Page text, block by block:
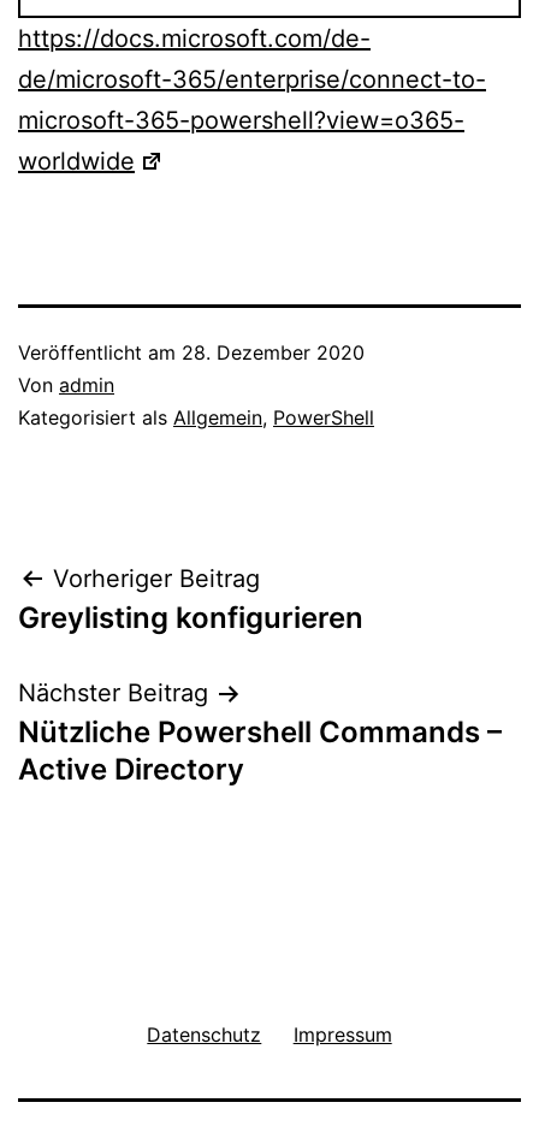
https://docs.microsoft.com/de-
de/microsoft-365/enterprise/connect-to-
microsoft-365-powershell?view=o365-
worldwide
Veröffentlicht am 28. Dezember 2020
Von admin
Kategorisiert als Allgemein, PowerShell
Beitragsnavigation
Vorheriger Beitrag
Greylisting konfigurieren
Nächster Beitrag
Nützliche Powershell Commands –
Active Directory
Datenschutz Impressum